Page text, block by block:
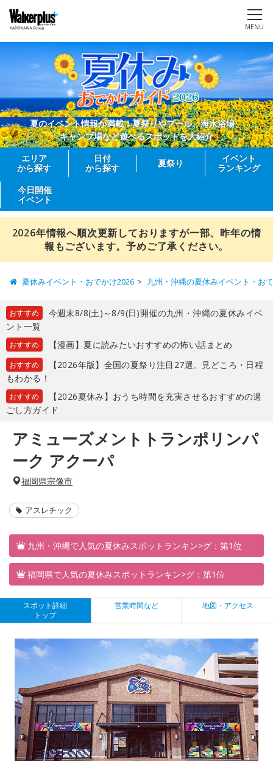
MENU
夏のイベント情報が満載！夏祭りやプール、海水浴場、
キャンプ場など遊べるスポットを大紹介
エリア
から探す
日付
から探す
夏祭り
イベント
ランキング
今日開催
イベント
2026年情報へ順次更新しておりますが一部、昨年の情
報もございます。予めご了承ください。
夏休みイベント・おでかけ2026 九州・沖縄の夏休みイベント・お
おすすめ
今週末8/8(土)～8/9(日)開催の九州・沖縄の夏休みイベ
ント一覧
おすすめ 【漫画】夏に読みたいおすすめの怖い話まとめ
おすすめ
【2026年版】全国の夏祭り注目27選。見どころ・日程
もわかる！
おすすめ
【2026夏休み】おうち時間を充実させるおすすめの過
ごし方ガイド
アミューズメントトランポリンパ
ーク アクーパ
福岡県宗像市
アスレチック
九州・沖縄で人気の夏休みスポットランキン>グ：第1位
福岡県で人気の夏休みスポットランキン>グ：第1位
スポット詳細
トップ
営業時間など 地図・アクセス